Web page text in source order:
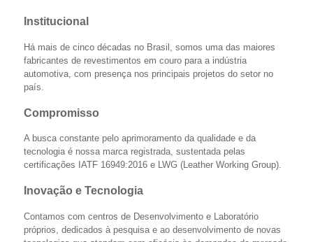
Institucional
Há mais de cinco décadas no Brasil, somos uma das maiores
fabricantes de revestimentos em couro para a indústria
automotiva, com presença nos principais projetos do setor no
país.
Compromisso
A busca constante pelo aprimoramento da qualidade e da
tecnologia é nossa marca registrada, sustentada pelas
certificações IATF 16949:2016 e LWG (Leather Working Group).
Inovação e Tecnologia
Contamos com centros de Desenvolvimento e Laboratório
próprios, dedicados à pesquisa e ao desenvolvimento de novas